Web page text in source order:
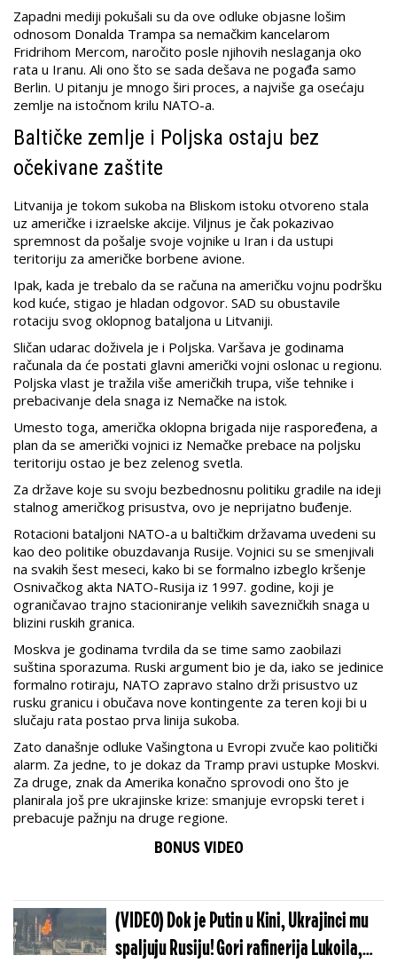
Zapadni mediji pokušali su da ove odluke objasne lošim
odnosom Donalda Trampa sa nemačkim kancelarom
Fridrihom Mercom, naročito posle njihovih neslaganja oko
rata u Iranu. Ali ono što se sada dešava ne pogađa samo
Berlin. U pitanju je mnogo širi proces, a najviše ga osećaju
zemlje na istočnom krilu NATO-a.
Baltičke zemlje i Poljska ostaju bez
očekivane zaštite
Litvanija je tokom sukoba na Bliskom istoku otvoreno stala
uz američke i izraelske akcije. Viljnus je čak pokazivao
spremnost da pošalje svoje vojnike u Iran i da ustupi
teritoriju za američke borbene avione.
Ipak, kada je trebalo da se računa na američku vojnu podršku
kod kuće, stigao je hladan odgovor. SAD su obustavile
rotaciju svog oklopnog bataljona u Litvaniji.
Sličan udarac doživela je i Poljska. Varšava je godinama
računala da će postati glavni američki vojni oslonac u regionu.
Poljska vlast je tražila više američkih trupa, više tehnike i
prebacivanje dela snaga iz Nemačke na istok.
Umesto toga, američka oklopna brigada nije raspoređena, a
plan da se američki vojnici iz Nemačke prebace na poljsku
teritoriju ostao je bez zelenog svetla.
Za države koje su svoju bezbednosnu politiku gradile na ideji
stalnog američkog prisustva, ovo je neprijatno buđenje.
Rotacioni bataljoni NATO-a u baltičkim državama uvedeni su
kao deo politike obuzdavanja Rusije. Vojnici su se smenjivali
na svakih šest meseci, kako bi se formalno izbeglo kršenje
Osnivačkog akta NATO-Rusija iz 1997. godine, koji je
ograničavao trajno stacioniranje velikih savezničkih snaga u
blizini ruskih granica.
Moskva je godinama tvrdila da se time samo zaobilazi
suština sporazuma. Ruski argument bio je da, iako se jedinice
formalno rotiraju, NATO zapravo stalno drži prisustvo uz
rusku granicu i obučava nove kontingente za teren koji bi u
slučaju rata postao prva linija sukoba.
Zato današnje odluke Vašingtona u Evropi zvuče kao politički
alarm. Za jedne, to je dokaz da Tramp pravi ustupke Moskvi.
Za druge, znak da Amerika konačno sprovodi ono što je
planirala još pre ukrajinske krize: smanjuje evropski teret i
prebacuje pažnju na druge regione.
BONUS VIDEO
(VIDEO) Dok je Putin u Kini, Ukrajinci mu
spaljuju Rusiju! Gori rafinerija Lukoila,